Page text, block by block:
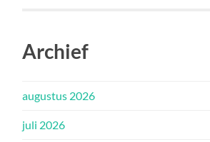
Archief
augustus 2026
juli 2026